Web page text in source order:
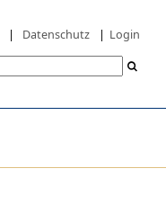
| Datenschutz | Login